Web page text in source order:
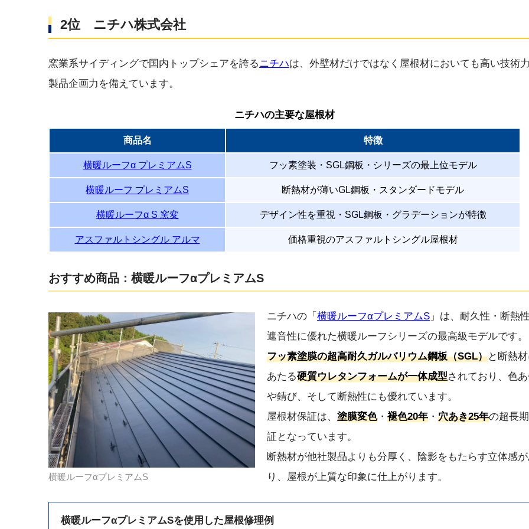
2位 ニチハ株式会社
窯業系サイディングで国内トップシェアを誇るニチハは、外壁材だけではなく屋根材においても高い技術
製品企画力を備えています。
ニチハの主要な屋根材
商品名 特徴
横暖ルーフα プレミアムS フッ素塗装・SGL鋼板・シリーズの最上位モデル
横暖ルーフ プレミアムS 断熱材が薄いGL鋼板・スタンダードモデル
横暖ルーフα S 窯変 デザイン性を重視・SGL鋼板・グラデーションが特徴
アスファルトシングル アルマ 価格重視のアスファルトシングル屋根材
おすすめ商品：横暖ルーフαプレミアムS
横暖ルーフαプレミアムS
ニチハの「 横暖ルーフαプレミアムS 」は、耐久性・断熱
遮音性に優れた横暖ルーフシリーズの最高級モデルです。
フッ素塗膜の超高耐久ガルバリウム鋼板（SGL）と断熱
あたる硬質ウレタンフォームが一体成型されており、色
や錆び、そして断熱性にも優れています。
屋根材保証は、 塗膜変色・ 褪色20年 ・ 穴あき25年の超長
証となっています。
断熱材が他社製品よりも分厚く、陰影をもたらす立体感
り、屋根が上質な印象に仕上がります。
横暖ルーフαプレミアムSを使用した屋根修理例